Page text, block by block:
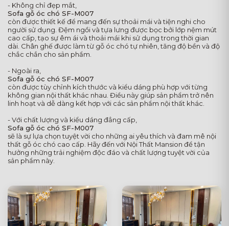
- Không chỉ đẹp mắt,
Sofa gỗ óc chó SF-M007
còn được thiết kế để mang đến sự thoải mái và tiện nghi cho
người sử dụng. Đệm ngồi và tựa lưng được bọc bởi lớp nệm mút
cao cấp, tạo sự êm ái và thoải mái khi sử dụng trong thời gian
dài. Chân ghế được làm từ gỗ óc chó tự nhiên, tăng độ bền và độ
chắc chắn cho sản phẩm.
- Ngoài ra,
Sofa gỗ óc chó SF-M007
còn được tùy chỉnh kích thước và kiểu dáng phù hợp với từng
không gian nội thất khác nhau. Điều này giúp sản phẩm trở nên
linh hoạt và dễ dàng kết hợp với các sản phẩm nội thất khác.
- Với chất lượng và kiểu dáng đẳng cấp,
Sofa gỗ óc chó SF-M007
sẽ là sự lựa chọn tuyệt vời cho những ai yêu thích và đam mê nội
thất gỗ óc chó cao cấp. Hãy đến với Nội Thất Mansion để tận
hưởng những trải nghiệm độc đáo và chất lượng tuyệt vời của
sản phẩm này.